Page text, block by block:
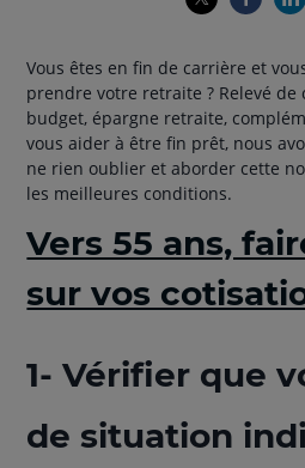
Vous êtes en fin de carrière et
prendre votre retraite ? Relevé
budget, épargne retraite,
vous aider à être fin prêt, nous
ne rien oublier et aborder cette
les meilleures conditions.
Vers 55 ans,
sur vos
1- Vérifier que
de situation